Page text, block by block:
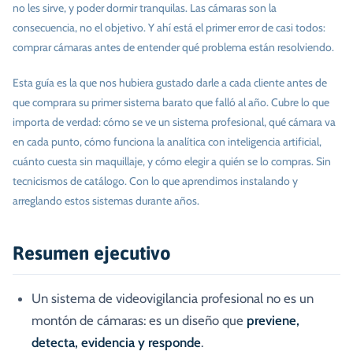
no les sirve, y poder dormir tranquilas. Las cámaras son la
consecuencia, no el objetivo. Y ahí está el primer error de casi todos:
comprar cámaras antes de entender qué problema están resolviendo.
Esta guía es la que nos hubiera gustado darle a cada cliente antes de
que comprara su primer sistema barato que falló al año. Cubre lo que
importa de verdad: cómo se ve un sistema profesional, qué cámara va
en cada punto, cómo funciona la analítica con inteligencia artificial,
cuánto cuesta sin maquillaje, y cómo elegir a quién se lo compras. Sin
tecnicismos de catálogo. Con lo que aprendimos instalando y
arreglando estos sistemas durante años.
Resumen ejecutivo
Un sistema de videovigilancia profesional no es un
montón de cámaras: es un diseño que previene,
detecta, evidencia y responde.